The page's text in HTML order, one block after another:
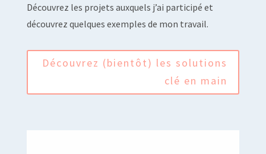
Découvrez les projets auxquels j’ai participé et
découvrez quelques exemples de mon travail.
Découvrez (bientôt) les solutions
clé en main